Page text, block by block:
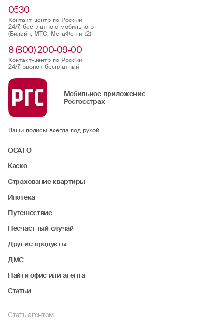
0530
Контакт-центр по России
24/7, бесплатно с мобильного
(Билайн, МТС, МегаФон и t2)
8 (800) 200-09-00
Контакт-центр по России
24/7, звонок бесплатный
Мобильное приложение
Росгосстрах
Ваши полисы всегда под рукой
ОСАГО
Каско
Страхование квартиры
Ипотека
Путешествие
Несчастный случай
Другие продукты
ДМС
Найти офис или агента
Статьи
Стать агентом